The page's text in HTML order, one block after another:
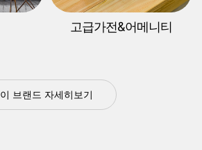
고급가전&어메니티
이 브랜드 자세히보기